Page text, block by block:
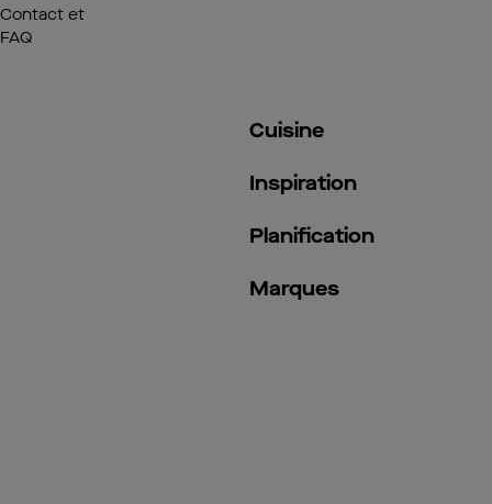
Cuisine
Inspiration
Planification
Marques
Contact et
FAQ